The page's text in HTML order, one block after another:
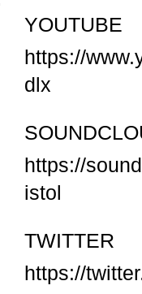
YOUTUBE
https://
dlx
https://
istol
TWITTER
https://